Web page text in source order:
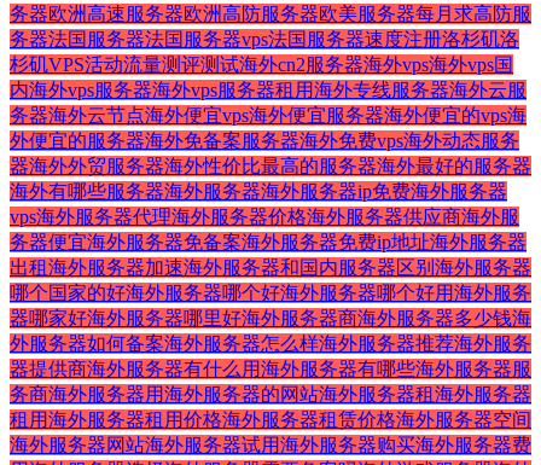
务器欧洲高速服务器欧洲高防服务器欧美服务器每月 求高防服
务器法国服务器法国服务器vps法国服务器速度注册洛杉矶洛
杉矶VPS活动流量测评测试海外cn2服务器海外vps海外vps国
内海外vps服务器海外vps服务器租用海外专线服务器海外云服
务器海外云节点海外便宜vps海外便宜服务器海外便宜的vps海
外便宜的服务器海外免备案服务器海外免费vps海外动态服务
器海外外贸服务器海外性价比最高的服务器海外最好的服务器
海外有哪些服务器海外服务器海外服务器ip免费海外服务器
vps海外服务器代理海外服务器价格海外服务器供应商海外服
务器便宜海外服务器免备案海外服务器免费ip地址海外服务器
出租海外服务器加速海外服务器和国内服务器区别 海外服务器
哪个国家的好海外服务器哪个好海外服务器哪个好用海外服务
器哪家好海外服务器哪里好海外服务器商海外服务器多少钱海
外服务器如何备案海外服务器怎么样海外服务器推荐海外服务
器提供商海外服务器有什么用海外服务器有哪些海外服务器服
务商海外服务器用海外服务器的网站海外服务器租海外服务器
租用海外服务器租用价格海外服务器租赁价格海外服务器空间
海外服务器网站海外服务器试用海外服务器购买海外服务器费